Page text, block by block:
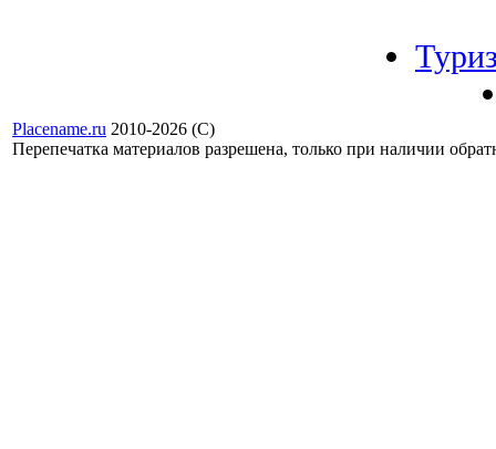
Placename.ru 2010-2026 (С)
Перепечатка материалов разрешена, только при наличии